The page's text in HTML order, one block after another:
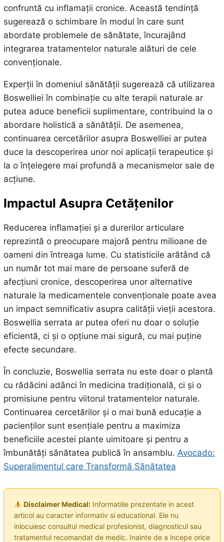
confruntă cu inflamații cronice. Această tendință
sugerează o schimbare în modul în care sunt
abordate problemele de sănătate, încurajând
integrarea tratamentelor naturale alături de cele
convenționale.
Experții în domeniul sănătății sugerează că utilizarea
Boswelliei în combinație cu alte terapii naturale ar
putea aduce beneficii suplimentare, contribuind la o
abordare holistică a sănătății. De asemenea,
continuarea cercetărilor asupra Boswelliei ar putea
duce la descoperirea unor noi aplicații terapeutice și
la o înțelegere mai profundă a mecanismelor sale de
acțiune.
Impactul Asupra Cetățenilor
Reducerea inflamației și a durerilor articulare
reprezintă o preocupare majoră pentru milioane de
oameni din întreaga lume. Cu statisticile arătând că
un număr tot mai mare de persoane suferă de
afecțiuni cronice, descoperirea unor alternative
naturale la medicamentele convenționale poate avea
un impact semnificativ asupra calității vieții acestora.
Boswellia serrata ar putea oferi nu doar o soluție
eficientă, ci și o opțiune mai sigură, cu mai puține
efecte secundare.
În concluzie, Boswellia serrata nu este doar o plantă
cu rădăcini adânci în medicina tradițională, ci și o
promisiune pentru viitorul tratamentelor naturale.
Continuarea cercetărilor și o mai bună educație a
pacienților sunt esențiale pentru a maximiza
beneficiile acestei plante uimitoare și pentru a
îmbunătăți sănătatea publică în ansamblu. Avocado:
Superalimentul care Transformă Sănătatea
Disclaimer Medical:Informatiile prezentate in acest
articol au caracter informativ si educational. Ele nu
inlocuiesc consultul medical profesionist, diagnosticul sau
tratamentul recomandat de medic. Inainte de a incepe orice